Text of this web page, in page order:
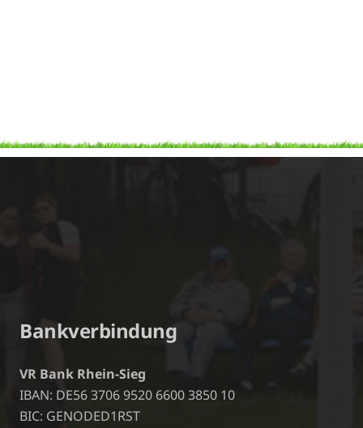
Bankverbindung
VR Bank Rhein-Sieg
IBAN: DE56 3706 9520 6600 3850 10
BIC: GENODED1RST